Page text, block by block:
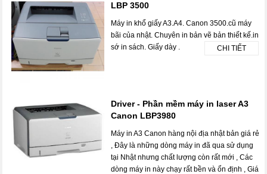
LBP 3500
Máy in khổ giấy A3.A4. Canon 3500.cũ máy
bãi của nhật. Chuyên in bản vẽ bản thiết kế.in
sớ in sách. Giấy dày .
CHI TIẾT
Driver - Phần mềm máy in laser A3
Canon LBP3980
Máy in A3 Canon hàng nội địa nhật bản giá rẻ
, Đây là những dòng máy in đã qua sử dụng
tại Nhật nhưng chất lượng còn rất mới , Các
dòng máy in này chạy rất bền và ổn định , Giá